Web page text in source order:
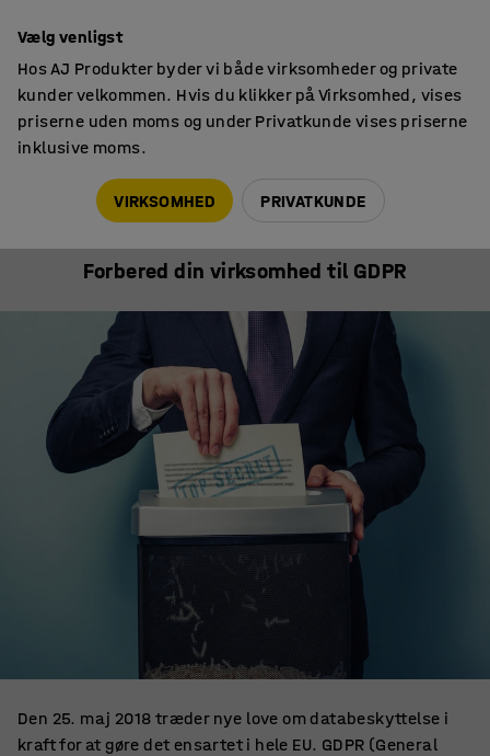
TIPS & TRENDS
Forbered din virksomhed til GDPR
Den 25. maj 2018 træder nye love om databeskyttelse i
kraft for at gøre det ensartet i hele EU. GDPR (General
Vælg venligst
Hos AJ Produkter byder vi både virksomheder og private
kunder velkommen. Hvis du klikker på Virksomhed, vises
priserne uden moms og under Privatkunde vises priserne
inklusive moms.
VIRKSOMHED PRIVATKUNDE